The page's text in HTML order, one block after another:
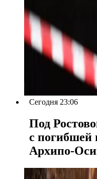
Сегодня 23:06
Под
с
Архипо-